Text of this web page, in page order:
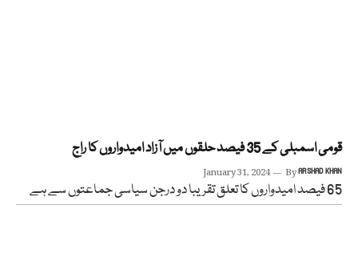
قومی اسمبلی کے 35 فیصد حلقوں میں آزاد امیدواروں کا راج
January 31, 2024 ByARSHAD KHAN
65 فیصد امیدواروں کا تعلق تقریبا دو درجن سیاسی جماعتوں سے ہے